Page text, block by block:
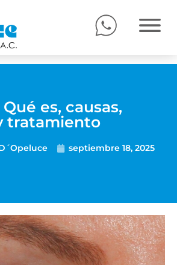
es, causas,
tratamiento
septiembre 18, 2025